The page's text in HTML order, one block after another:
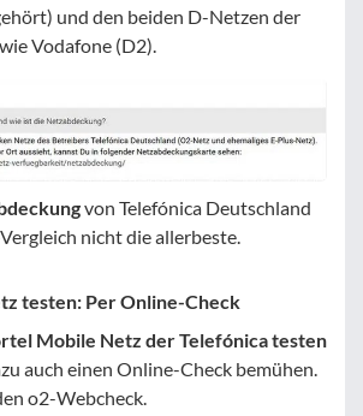
und den beiden D-Netzen der
Vodafone (D2).
von Telefónica Deutschland
nicht die allerbeste.
testen: Per Online-Check
Mobile Netz der Telefónica testen
auch einen Online-Check bemühen.
o2-Webcheck.